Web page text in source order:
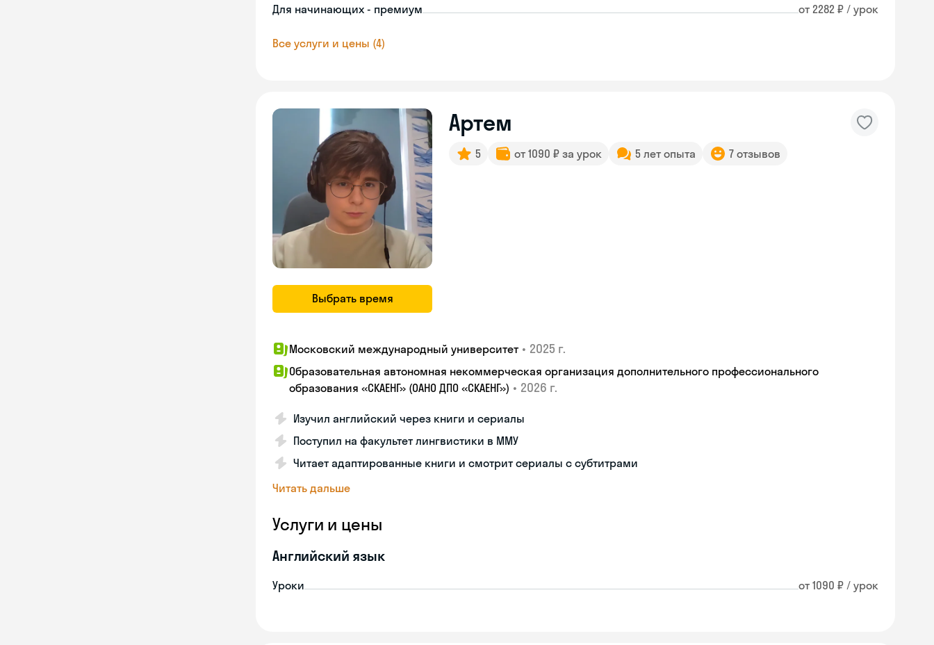
Для начинающих - премиум от 2282 ₽ / урок
Все услуги и цены (4)
Выбрать время
Артем
5 от 1090 ₽ за урок 5 лет опыта 7 отзывов
Московский международный университет • 2025 г.
Образовательная автономная некоммерческая организация дополнительного профессионального
образования «СКАЕНГ» (ОАНО ДПО «СКАЕНГ») • 2026 г.
Изучил английский через книги и сериалы
Поступил на факультет лингвистики в ММУ
Читает адаптированные книги и смотрит сериалы с субтитрами
Читать дальше
Услуги и цены
Английский язык
Уроки от 1090 ₽ / урок